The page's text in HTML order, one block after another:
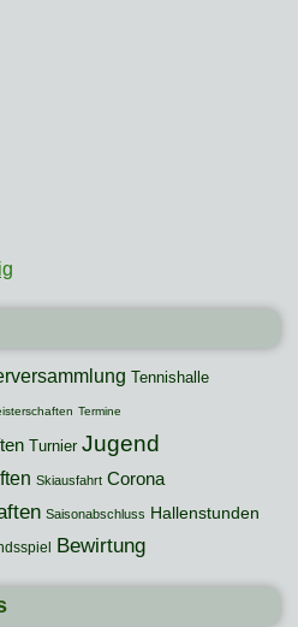
Tennishalle
Termine
Turnier Jugend
Skiausfahrt Corona
Saisonabschluss Hallenstunden
Bewirtung